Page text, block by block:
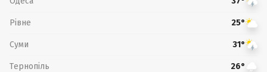
Рівне 25°
Суми 31°
Тернопіль 26°